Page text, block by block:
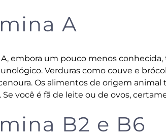
A
embora um pouco menos
Verduras como couve e
Os alimentos de origem
Se você é fã de leite ou de ovos,
B2 e B6